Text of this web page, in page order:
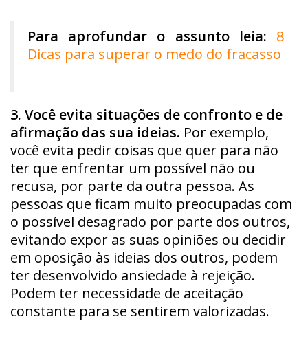
Para aprofundar o assunto leia: 8
Dicas para superar o medo do fracasso
3. Você evita situações de confronto e de
afirmação das sua ideias. Por exemplo,
você evita pedir coisas que quer para não
ter que enfrentar um possível não ou
recusa, por parte da outra pessoa. As
pessoas que ficam muito preocupadas com
o possível desagrado por parte dos outros,
evitando expor as suas opiniões ou decidir
em oposição às ideias dos outros, podem
ter desenvolvido ansiedade à rejeição.
Podem ter necessidade de aceitação
constante para se sentirem valorizadas.